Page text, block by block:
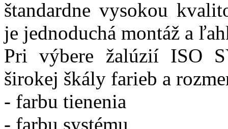
štandardne vysokou
je jednoduchá montáž a
Pri výbere žalúzií ISO
širokej škály farieb a
- farbu tienenia
- farbu systému